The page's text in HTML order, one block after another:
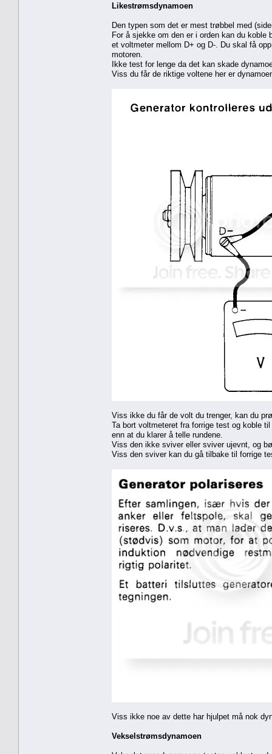
Likestrømsdynamoen
Den typen som det er mest trøbbel med
For å sjekke om den er i orden kan du koble
et voltmeter mellom D+ og D-. Du skal få
motoren.
Ikke test for lenge da det kan skade
Viss du får de riktige voltene her er
Viss ikke du får de volt du trenger, kan du
Ta bort voltmeteret fra forrige test og koble
enn at du klarer å telle rundene.
Viss den ikke sviver eller sviver ujevnt, og
Viss den sviver kan du gå tilbake til forrige
Viss ikke noe av dette har hjulpet må nok
Vekselstrømsdynamoen